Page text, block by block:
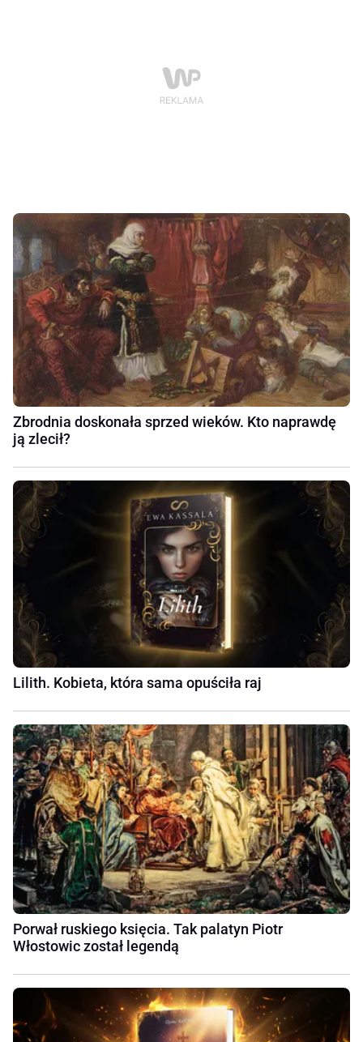
Zbrodnia doskonała sprzed wieków. Kto naprawdę
ją zlecił?
Lilith. Kobieta, która sama opuściła raj
Porwał ruskiego księcia. Tak palatyn Piotr
Włostowic został legendą